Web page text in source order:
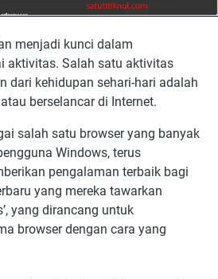
menjadi kunci dalam
aktivitas. Salah satu aktivitas
dari kehidupan sehari-hari adalah
berselancar di Internet.
salah satu browser yang banyak
Windows, terus
pengalaman terbaik bagi
yang mereka tawarkan
yang dirancang untuk
browser dengan cara yang